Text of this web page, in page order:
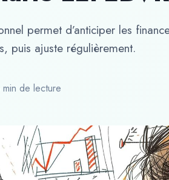
permet d’anticiper les
puis ajuste régulièrement.
min de lecture